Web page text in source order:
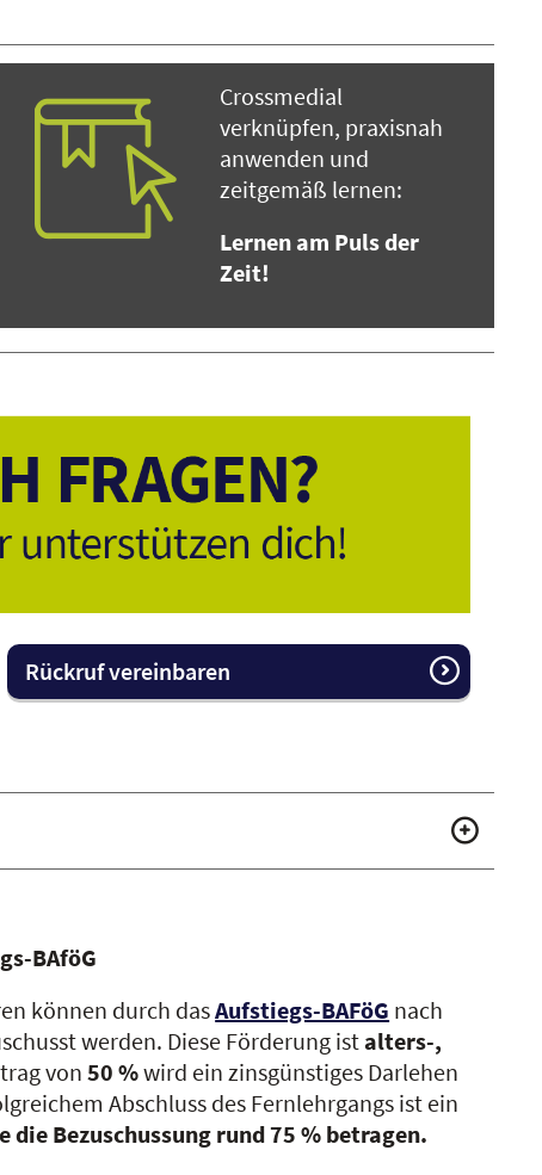
Crossmedial
verknüpfen, praxisnah
anwenden und
zeitgemäß lernen:
Lernen am Puls der
Zeit!
Rückruf vereinbaren
BAföG
können durch dasAufstiegs-BAFöG nach
werden. Diese Förderung istalters-,
von50 %wird ein zinsgünstiges Darlehen
Abschluss des Fernlehrgangs ist ein
die Bezuschussung rund 75 % betragen.